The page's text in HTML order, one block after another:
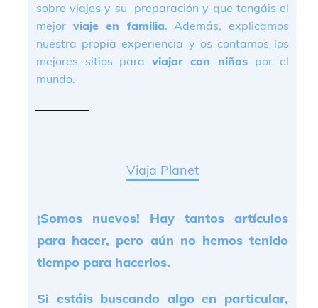
sobre viajes y su preparación y que tengáis el
mejor viaje en familia. Además, explicamos
nuestra propia experiencia y os contamos los
mejores sitios para viajar con niños por el
mundo.
Viaja Planet
¡Somos nuevos! Hay tantos artículos
para hacer, pero aún no hemos tenido
tiempo para hacerlos.
Si estáis buscando algo en particular,